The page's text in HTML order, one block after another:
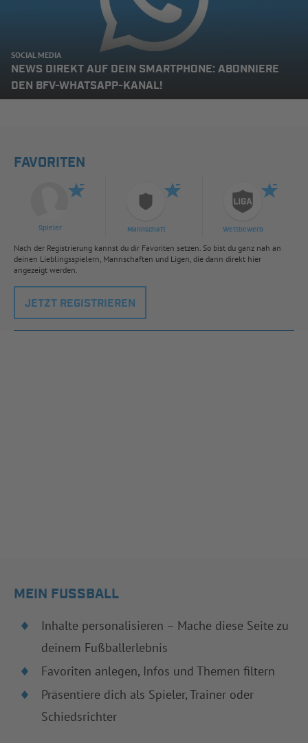
SOCIAL MEDIA
NEWS DIREKT AUF DEIN SMARTPHONE: ABONNIERE
DEN BFV-WHATSAPP-KANAL!
FAVORITEN
Spieler Mannschaft Wettbewerb
Nach der Registrierung kannst du dir Favoriten setzen. So bist du ganz nah an
deinen Lieblingsspielern, Mannschaften und Ligen, die dann direkt hier
angezeigt werden.
JETZT REGISTRIEREN
MEIN FUSSBALL
Inhalte personalisieren – Mache diese Seite zu
deinem Fußballerlebnis
Favoriten anlegen, Infos und Themen filtern
Präsentiere dich als Spieler, Trainer oder
Schiedsrichter